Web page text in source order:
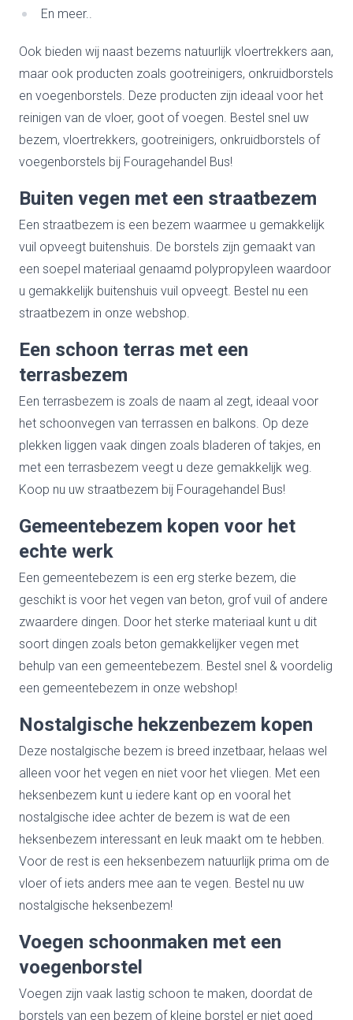
En meer..
Ook bieden wij naast bezems natuurlijk vloertrekkers aan,
maar ook producten zoals gootreinigers, onkruidborstels
en voegenborstels. Deze producten zijn ideaal voor het
reinigen van de vloer, goot of voegen. Bestel snel uw
bezem, vloertrekkers, gootreinigers, onkruidborstels of
voegenborstels bij Fouragehandel Bus!
Buiten vegen met een straatbezem
Een straatbezem is een bezem waarmee u gemakkelijk
vuil opveegt buitenshuis. De borstels zijn gemaakt van
een soepel materiaal genaamd polypropyleen waardoor
u gemakkelijk buitenshuis vuil opveegt. Bestel nu een
straatbezem in onze webshop.
Een schoon terras met een
terrasbezem
Een terrasbezem is zoals de naam al zegt, ideaal voor
het schoonvegen van terrassen en balkons. Op deze
plekken liggen vaak dingen zoals bladeren of takjes, en
met een terrasbezem veegt u deze gemakkelijk weg.
Koop nu uw straatbezem bij Fouragehandel Bus!
Gemeentebezem kopen voor het
echte werk
Een gemeentebezem is een erg sterke bezem, die
geschikt is voor het vegen van beton, grof vuil of andere
zwaardere dingen. Door het sterke materiaal kunt u dit
soort dingen zoals beton gemakkelijker vegen met
behulp van een gemeentebezem. Bestel snel & voordelig
een gemeentebezem in onze webshop!
Nostalgische hekzenbezem kopen
Deze nostalgische bezem is breed inzetbaar, helaas wel
alleen voor het vegen en niet voor het vliegen. Met een
heksenbezem kunt u iedere kant op en vooral het
nostalgische idee achter de bezem is wat de een
heksenbezem interessant en leuk maakt om te hebben.
Voor de rest is een heksenbezem natuurlijk prima om de
vloer of iets anders mee aan te vegen. Bestel nu uw
nostalgische heksenbezem!
Voegen schoonmaken met een
voegenborstel
Voegen zijn vaak lastig schoon te maken, doordat de
borstels van een bezem of kleine borstel er niet goed